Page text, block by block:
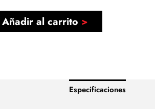
Añadir al carrito
Especificaciones